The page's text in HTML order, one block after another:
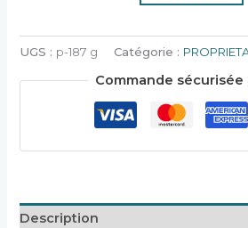
UGS : p-187 g Catégorie :
Commande sécurisée
Description